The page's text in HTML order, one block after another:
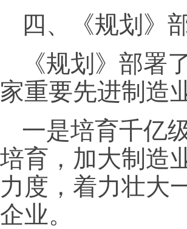
四、《规划》
《规划》部署
家重要先进制造
一是培育千亿
培育，加大制造
力度，着力壮大
企业。